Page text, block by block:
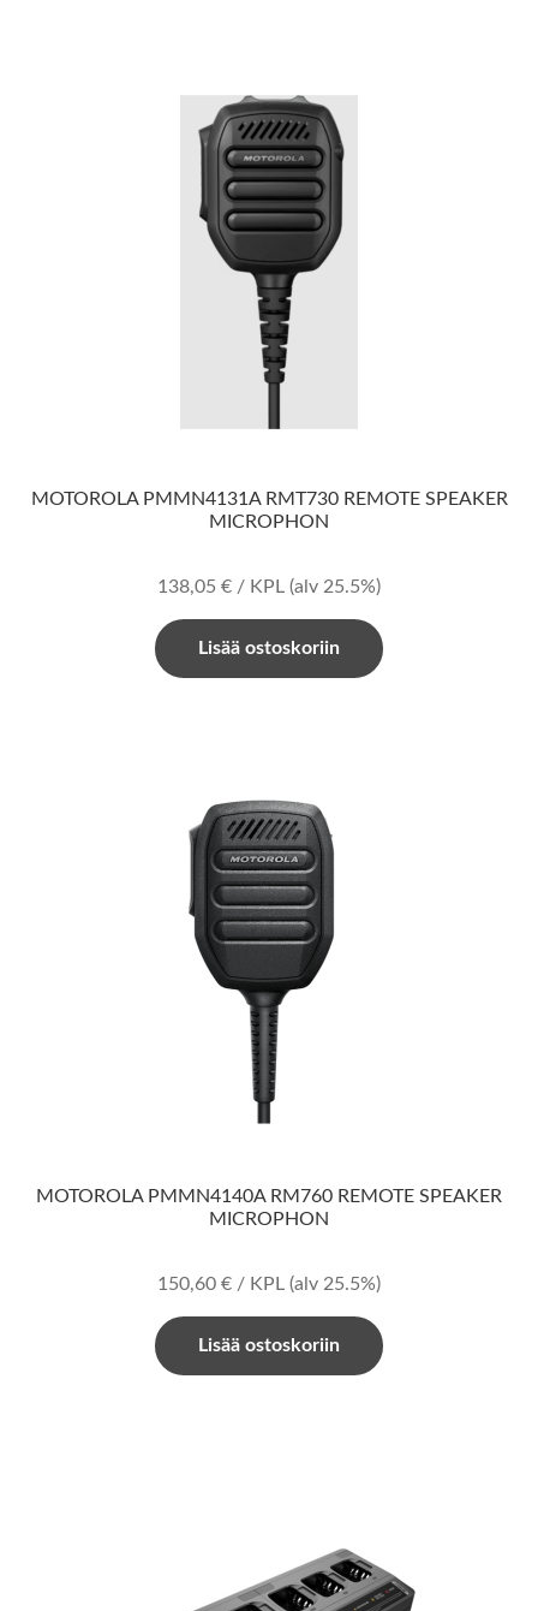
MOTOROLA PMMN4131A RMT730 REMOTE SPEAKER
MICROPHON
138,05 € / KPL (alv 25.5%)
Lisää ostoskoriin
MOTOROLA PMMN4140A RM760 REMOTE SPEAKER
MICROPHON
150,60 € / KPL (alv 25.5%)
Lisää ostoskoriin